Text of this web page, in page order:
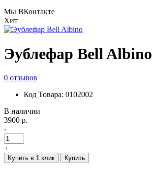
Мы ВКонтакте
Хит
Эублефар Bell Albino
0 отзывов
Код Товара: 0102002
В наличии
3900 р.
-
+
Купить в 1 клик Купить